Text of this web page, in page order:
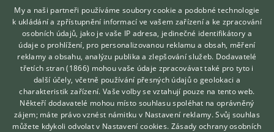
Papoušci na známkách.
4reakcí
9.4.2022 13:17
Zobrazit více diskusí
Hledáte zvířecího kamaráda?
Zdarma vám poradí
VETERINÁŘ ONLINE
KONZULTOVAT S
VETERINÁŘEM
My a naši partneři používáme soubory cookie a podobné technologie
k ukládání a zpřístupnění informací ve vašem zařízení a ke zpracování
osobních údajů, jako je vaše IP adresa, jedinečné identifikátory a
údaje o prohlížení, pro personalizovanou reklamu a obsah, měření
reklamy a obsahu, analýzu publika a zlepšování služeb. Dodavatelé
třetích stran (1866) mohou vaše údaje zpracovávat také pro tyto i
další účely, včetně používání přesných údajů o geolokaci a
charakteristik zařízení. Vaše volby se vztahují pouze na tento web.
Někteří dodavatelé mohou místo souhlasu spoléhat na oprávněný
zájem; máte právo vznést námitku v Nastavení reklamy. Svůj souhlas
můžete kdykoli odvolat v Nastavení cookies. Zásady ochrany osobních